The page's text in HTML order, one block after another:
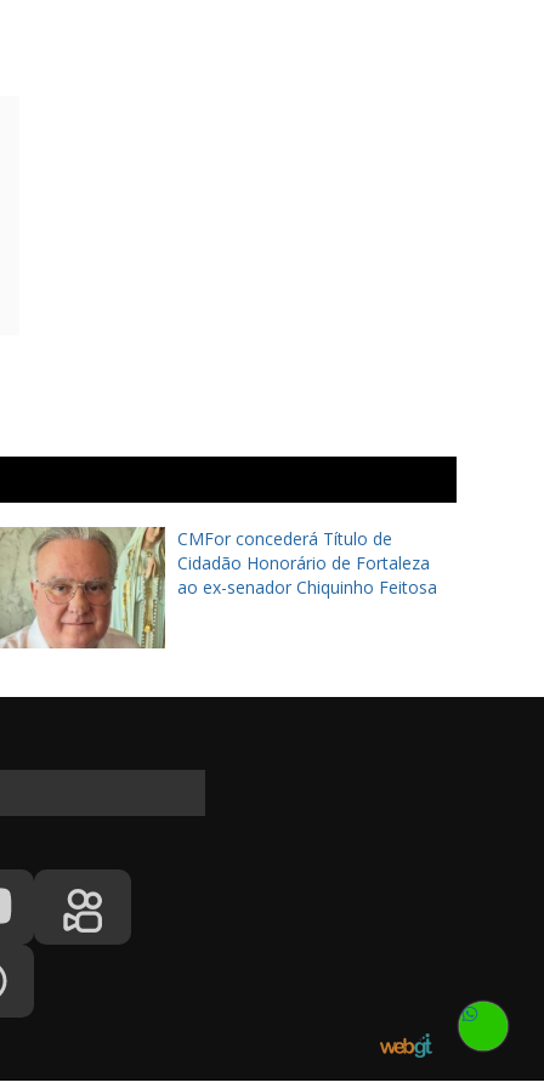
CMFor concederá Título de
Cidadão Honorário de Fortaleza
ao ex-senador Chiquinho Feitosa